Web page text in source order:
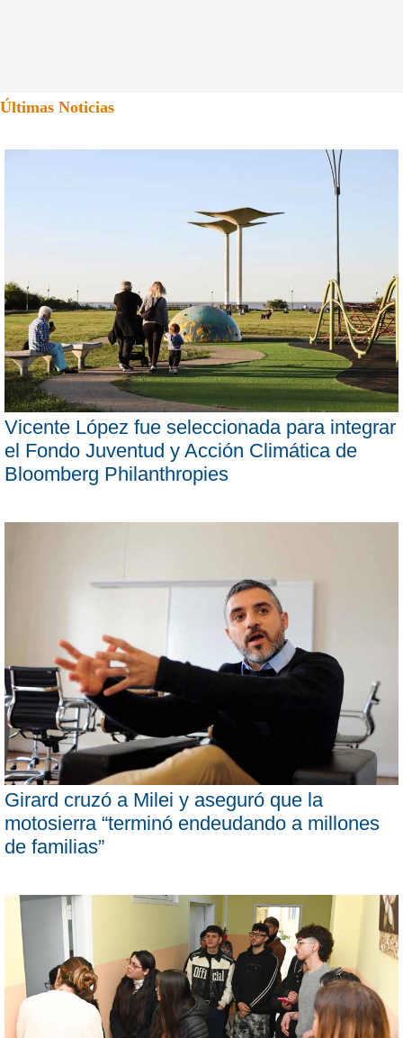
Últimas Noticias
Vicente López fue seleccionada para integrar
el Fondo Juventud y Acción Climática de
Bloomberg Philanthropies
Girard cruzó a Milei y aseguró que la
motosierra “terminó endeudando a millones
de familias”